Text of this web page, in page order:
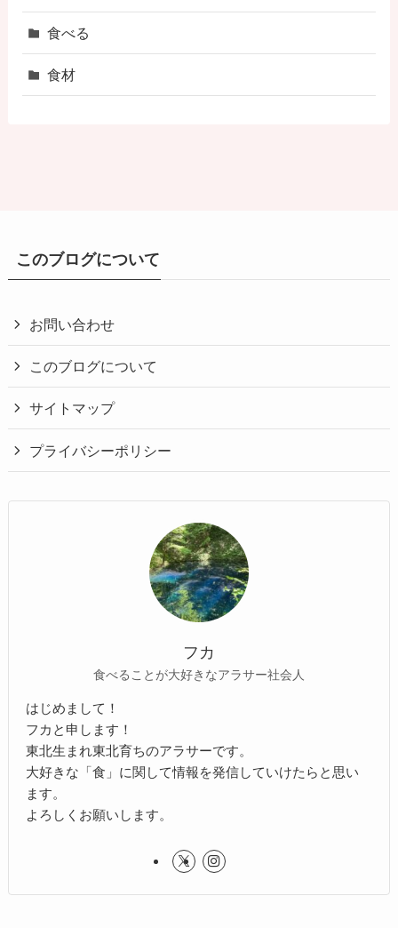
食べる
食材
このブログについて
お問い合わせ
このブログについて
サイトマップ
プライバシーポリシー
フカ
食べることが大好きなアラサー社会人
はじめまして！
フカと申します！
東北生まれ東北育ちのアラサーです。
大好きな「食」に関して情報を発信していけたらと思い
ます。
よろしくお願いします。